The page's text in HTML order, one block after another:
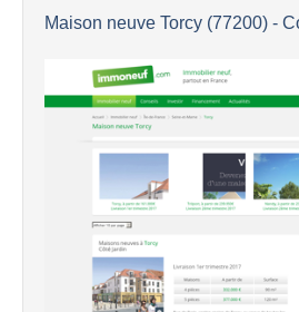
Maison neuve Torcy (77200) -